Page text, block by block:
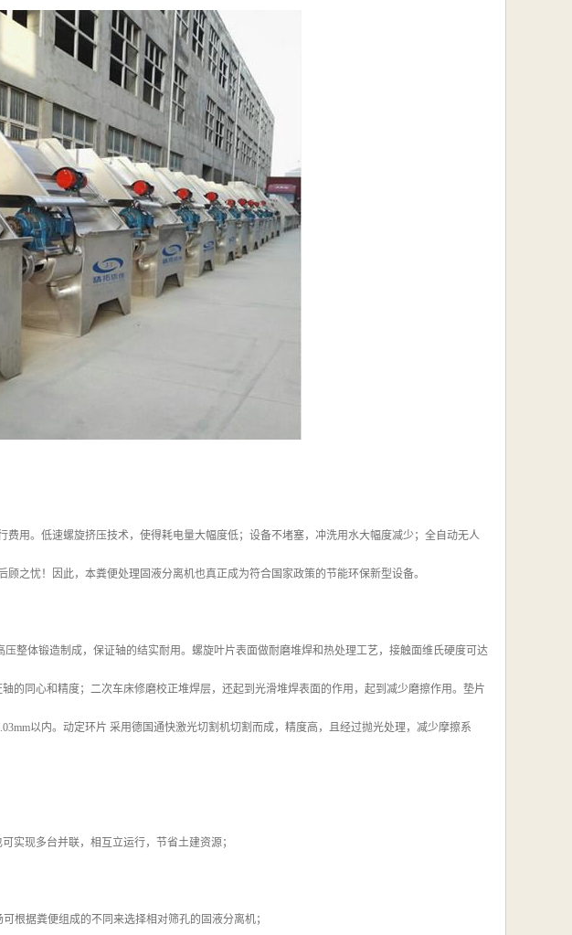
用。低速螺旋挤压技术，使得耗电量大幅度低；设备不堵塞，冲洗用水大幅度减少；全自动无人
之忧！因此，本粪便处理固液分离机也真正成为符合国家政策的节能环保新型设备。
整体锻造制成，保证轴的结实耐用。螺旋叶片表面做耐磨堆焊和热处理工艺，接触面维氏硬度可达
的同心和精度；二次车床修磨校正堆焊层，还起到光滑堆焊表面的作用，起到减少磨擦作用。垫片
以内。动定环片 采用德国通快激光切割机切割而成，精度高，且经过抛光处理，减少摩擦系
实现多台并联，相互立运行，节省土建资源；
根据粪便组成的不同来选择相对筛孔的固液分离机；